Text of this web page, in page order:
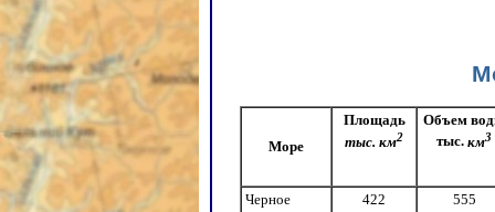
Море
Площадь
тыс. км2
Объем
тыс. км3
Черное 422
555